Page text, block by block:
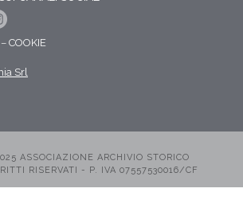
– COOKIE
Srl
ASSOCIAZIONE ARCHIVIO STORICO
RISERVATI - P. IVA 07557530016/CF